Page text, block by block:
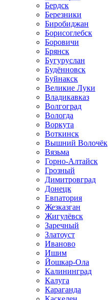
Бердск
Березники
Биробиджан
Борисоглебск
Боровичи
Брянск
Бугуруслан
Будённовск
Буйнакск
Великие Луки
Владикавказ
Волгоград
Вологда
Воркута
Воткинск
Вышний Волочёк
Вязьма
Горно-Алтайск
Грозный
Димитровград
Донецк
Евпатория
Жезказган
Жигулёвск
Заречный
Златоуст
Иваново
Ишим
Йошкар-Ола
Калининград
Калуга
Караганда